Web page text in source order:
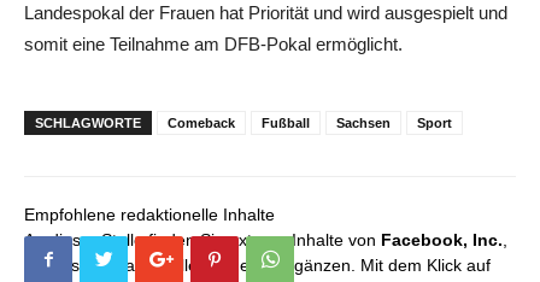
Landespokal der Frauen hat Priorität und wird ausgespielt und
somit eine Teilnahme am DFB-Pokal ermöglicht.
SCHLAGWORTE Comeback Fußball Sachsen Sport
Empfohlene redaktionelle Inhalte
An dieser Stelle finden Sie externe Inhalte von Facebook, Inc.
die unser redaktionelles Angebot ergänzen. Mit dem Klick auf